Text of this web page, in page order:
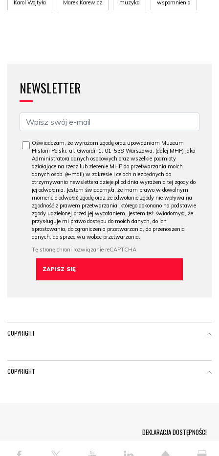
Karol Wojtyła Marek Karewicz muzyka wspomnienia
NEWSLETTER
Oświadczam, że wyrażam zgodę oraz upoważniam Muzeum
Historii Polski, ul. Gwardii 1, 01-538 Warszawa, (dalej MHP) jako
Administratora danych osobowych oraz wszelkie podmioty
działające na rzecz lub zlecenie MHP do przetwarzania moich
danych osob. (e-mail) w zakresie i celach niezbędnych do
otrzymywania newslettera dzieje.pl od dnia wyrażenia tej zgody do
jej odwołania. Jestem świadomy/a, że mam prawo w dowolnym
momencie odwołać zgodę oraz że odwołanie zgody nie wpływa na
zgodność z prawem przetwarzania, którego dokonano na podstawie
zgody udzielonej przed jej wycofaniem. Jestem też świadomy/a, że
przysługuje mi prawo dostępu do moich danych, do ich
sprostowania, do ograniczenia przetwarzania, do przenoszenia
danych, do sprzeciwu wobec przetwarzania.
COPYRIGHT
COPYRIGHT
© COPYRIGHT PAP 2026
DEKLARACJA DOSTĘPNOŚCI